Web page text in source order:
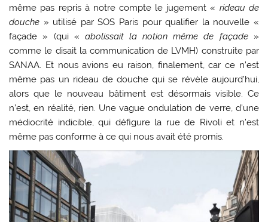
même pas repris à notre compte le jugement « rideau de
douche » utilisé par SOS Paris pour qualifier la nouvelle «
façade » (qui « abolissait la notion même de façade»
comme le disait la communication de LVMH) construite par
SANAA. Et nous avions eu raison, finalement, car ce n’est
même pas un rideau de douche qui se révèle aujourd’hui,
alors que le nouveau bâtiment est désormais visible. Ce
n’est, en réalité, rien. Une vague ondulation de verre, d’une
médiocrité indicible, qui défigure la rue de Rivoli et n’est
même pas conforme à ce qui nous avait été promis.